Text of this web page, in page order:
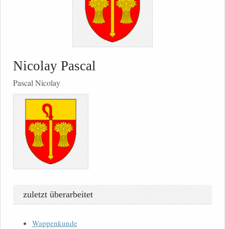
Nicolay Pascal
Pascal Nicolay
zuletzt überarbeitet
Wappenkunde